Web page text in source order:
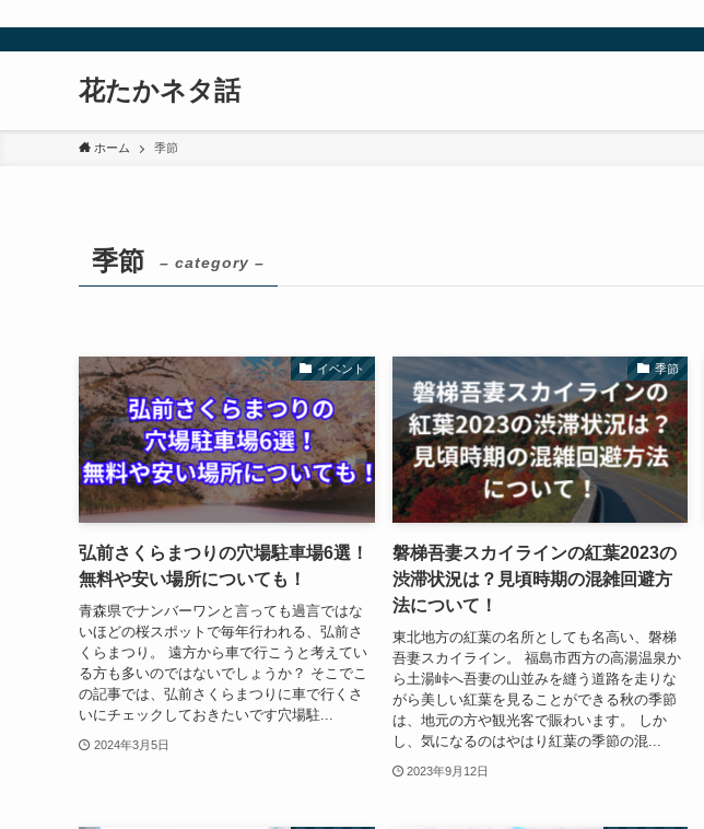
花たかネタ話
ホーム 季節
季節 – category –
イベント
弘前さくらまつりの穴場駐車場6選！
無料や安い場所についても！
青森県でナンバーワンと言っても過言ではな
いほどの桜スポットで毎年行われる、弘前さ
くらまつり。 遠方から車で行こうと考えてい
る方も多いのではないでしょうか？ そこでこ
の記事では、弘前さくらまつりに車で行くさ
いにチェックしておきたいです穴場駐...
2024年3月5日
季節
磐梯吾妻スカイラインの紅葉2023の
渋滞状況は？見頃時期の混雑回避方
法について！
東北地方の紅葉の名所としても名高い、磐梯
吾妻スカイライン。 福島市西方の高湯温泉か
ら土湯峠へ吾妻の山並みを縫う道路を走りな
がら美しい紅葉を見ることができる秋の季節
は、地元の方や観光客で賑わいます。 しか
し、気になるのはやはり紅葉の季節の混...
2023年9月12日